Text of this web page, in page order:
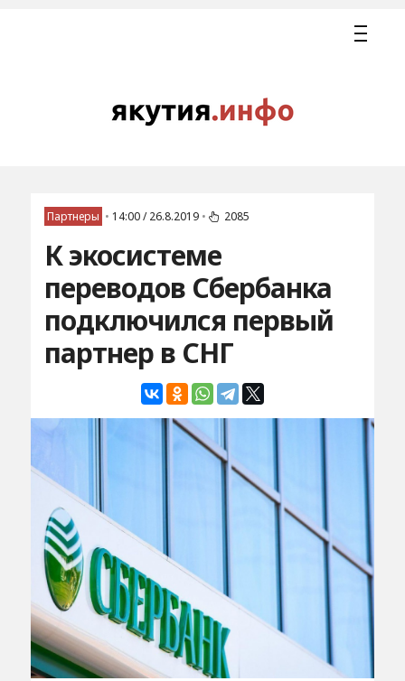
Партнеры • 14:00 / 26.8.2019 • 2085
К экосистеме
переводов Сбербанка
подключился первый
партнер в СНГ